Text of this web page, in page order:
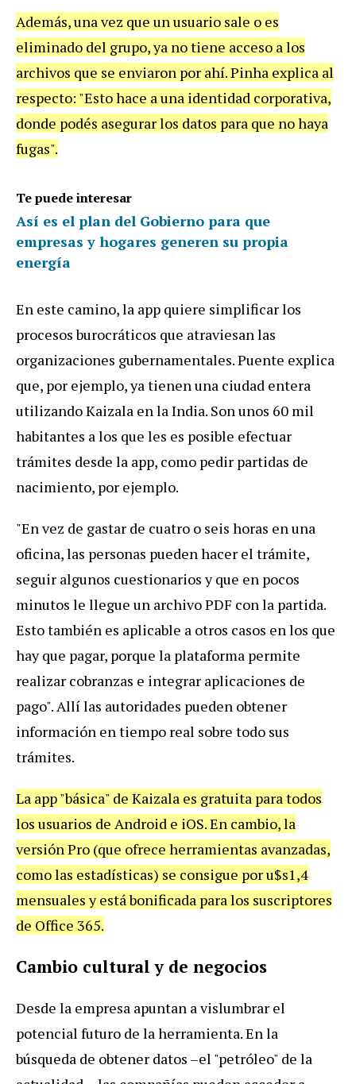
Además, una vez que un usuario sale o es
eliminado del grupo, ya no tiene acceso a los
archivos que se enviaron por ahí. Pinha explica al
respecto: "Esto hace a una identidad corporativa,
donde podés asegurar los datos para que no haya
fugas".
Te puede interesar
Así es el plan del Gobierno para que
empresas y hogares generen su propia
energía
En este camino, la app quiere simplificar los
procesos burocráticos que atraviesan las
organizaciones gubernamentales. Puente explica
que, por ejemplo, ya tienen una ciudad entera
utilizando Kaizala en la India. Son unos 60 mil
habitantes a los que les es posible efectuar
trámites desde la app, como pedir partidas de
nacimiento, por ejemplo.
"En vez de gastar de cuatro o seis horas en una
oficina, las personas pueden hacer el trámite,
seguir algunos cuestionarios y que en pocos
minutos le llegue un archivo PDF con la partida.
Esto también es aplicable a otros casos en los que
hay que pagar, porque la plataforma permite
realizar cobranzas e integrar aplicaciones de
pago". Allí las autoridades pueden obtener
información en tiempo real sobre todo sus
trámites.
La app "básica" de Kaizala es gratuita para todos
los usuarios de Android e iOS. En cambio, la
versión Pro (que ofrece herramientas avanzadas,
como las estadísticas) se consigue por u$s1,4
mensuales y está bonificada para los suscriptores
de Office 365.
Cambio cultural y de negocios
Desde la empresa apuntan a vislumbrar el
potencial futuro de la herramienta. En la
búsqueda de obtener datos ­–el "petróleo" de la